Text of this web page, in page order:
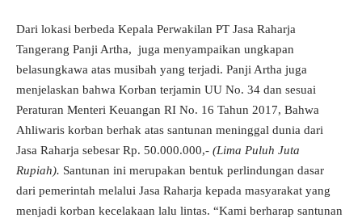
Dari lokasi berbeda Kepala Perwakilan PT Jasa Raharja
Tangerang Panji Artha, juga menyampaikan ungkapan
belasungkawa atas musibah yang terjadi. Panji Artha juga
menjelaskan bahwa Korban terjamin UU No. 34 dan sesuai
Peraturan Menteri Keuangan RI No. 16 Tahun 2017, Bahwa
Ahliwaris korban berhak atas santunan meninggal dunia dari
Jasa Raharja sebesar Rp. 50.000.000,- (Lima Puluh Juta
Rupiah). Santunan ini merupakan bentuk perlindungan dasar
dari pemerintah melalui Jasa Raharja kepada masyarakat yang
menjadi korban kecelakaan lalu lintas. “Kami berharap santunan